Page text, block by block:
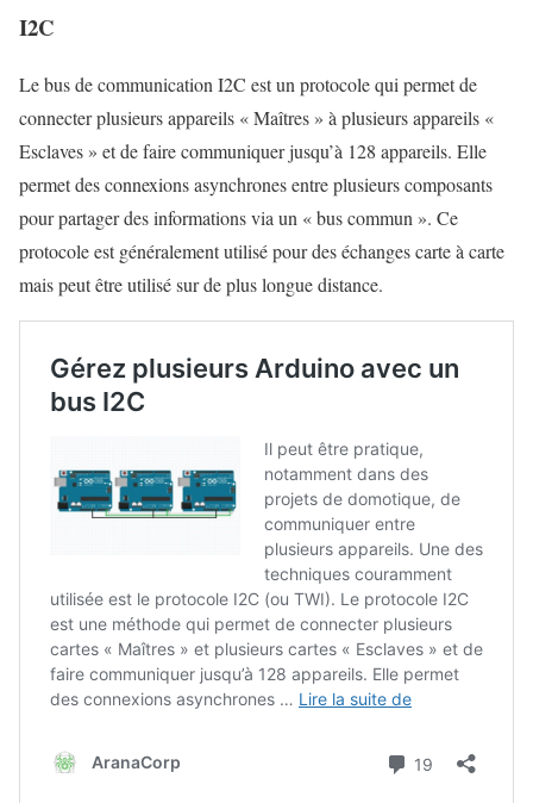
I2C
Le bus de communication I2C est un protocole qui permet de
connecter plusieurs appareils « Maîtres » à plusieurs appareils «
Esclaves » et de faire communiquer jusqu’à 128 appareils. Elle
permet des connexions asynchrones entre plusieurs composants
pour partager des informations via un « bus commun ». Ce
protocole est généralement utilisé pour des échanges carte à carte
mais peut être utilisé sur de plus longue distance.